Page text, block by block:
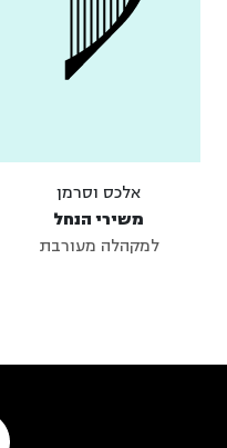
אלכס וסרמן
משירי הנחל
למקהלה מעורבת